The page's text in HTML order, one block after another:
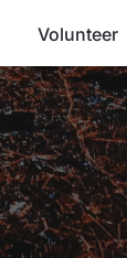
Volunteer